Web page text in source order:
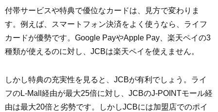
付帯サービスや特典で優位なカードは、見方で変わりま
す。例えば、スマートフォン決済をよく使うなら、ライフ
カードが優勢です。Google PayやApple Pay、楽天ペイの3
種類が使えるのに対し、JCBは楽天ペイを使えません。
しかし特典の充実性を見ると、JCBが有利でしょう。ライ
フのL-Mall経由が最大25倍に対し、JCBのJ-POINTモール経
由は最大20倍と劣勢です。しかしJCBには加盟店でのポイ